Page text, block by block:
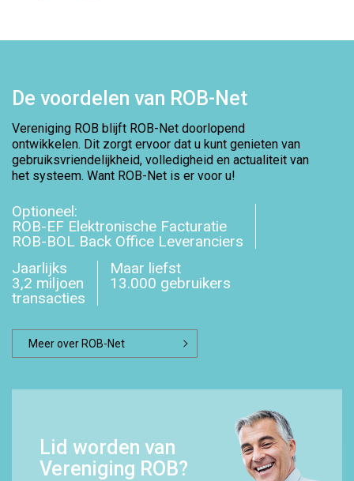
De voordelen van ROB-Net
Vereniging ROB blijft ROB-Net doorlopend
ontwikkelen. Dit zorgt ervoor dat u kunt genieten van
gebruiksvriendelijkheid, volledigheid en actualiteit van
het systeem. Want ROB-Net is er voor u!
Optioneel:
ROB-EF Elektronische Facturatie
ROB-BOL Back Office Leveranciers
Jaarlijks
3,2 miljoen
transacties
Maar liefst
13.000 gebruikers
Meer over ROB-Net
Lid worden van
Vereniging ROB?